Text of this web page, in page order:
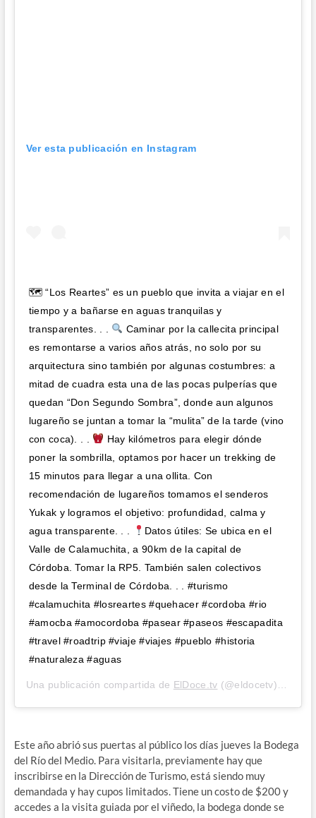
Ver esta publicación en Instagram
🗺 “Los Reartes” es un pueblo que invita a viajar en el
tiempo y a bañarse en aguas tranquilas y
transparentes. . .
Caminar por la callecita principal
es remontarse a varios años atrás, no solo por su
arquitectura sino también por algunas costumbres: a
mitad de cuadra esta una de las pocas pulperías que
quedan “Don Segundo Sombra”, donde aun algunos
lugareño se juntan a tomar la “mulita” de la tarde (vino
con coca). . .
Hay kilómetros para elegir dónde
poner la sombrilla, optamos por hacer un trekking de
15 minutos para llegar a una ollita. Con
recomendación de lugareños tomamos el senderos
Yukak y logramos el objetivo: profundidad, calma y
agua transparente. . .
Datos útiles: Se ubica en el
Valle de Calamuchita, a 90km de la capital de
Córdoba. Tomar la RP5. También salen colectivos
desde la Terminal de Córdoba. . . #turismo
#calamuchita #losreartes #quehacer #cordoba #rio
#amocba #amocordoba #pasear #paseos #escapadita
#travel #roadtrip #viaje #viajes #pueblo #historia
#naturaleza #aguas
Una publicación compartida de ElDoce.tv (@eldocetv) el
Este año abrió sus puertas al público los días jueves la Bodega
del Río del Medio. Para visitarla, previamente hay que
inscribirse en la Dirección de Turismo, está siendo muy
demandada y hay cupos limitados. Tiene un costo de $200 y
accedes a la visita guiada por el viñedo, la bodega donde se